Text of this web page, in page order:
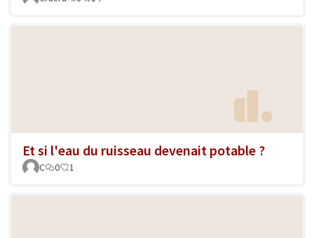
Et si l'eau du ruisseau devenait potable ?
C 0 1